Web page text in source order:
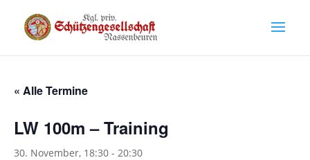
« Alle Termine
LW 100m – Training
30. November, 18:30 - 20:30